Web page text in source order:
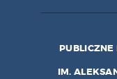
PUBLICZNE
IM.